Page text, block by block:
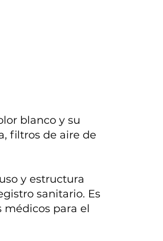
blanco y su
filtros de aire de
y estructura
sanitario. Es
para el